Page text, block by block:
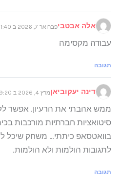
אלה אבטביפברואר 7, 2026 ב 11:40
עבודה מקסימה
תגובה
דינה יעקוביאןמרץ 4, 2026 ב 19:20
ממש אהבתי את הרעיון. אפשר
סיטואציות חברתיות מורכבות
בוואטסאפ כיתתי… משחק שיכל
לתגובות הולמות ולא הולמות.
תגובה